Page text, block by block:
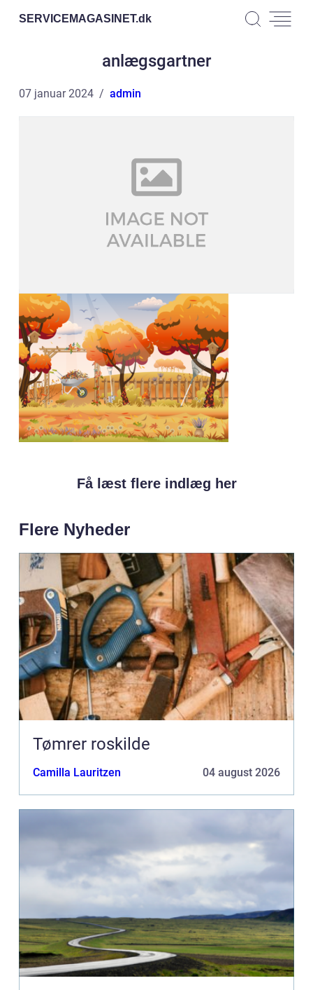
SERVICEMAGASINET.dk
anlægsgartner
07 januar 2024 admin
Få læst flere indlæg her
Flere Nyheder
Tømrer roskilde
Camilla Lauritzen 04 august 2026